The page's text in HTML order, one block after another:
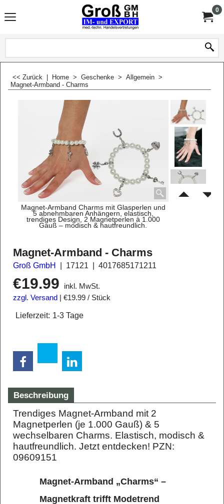
0
<< Zurück Home > Geschenke > Allgemein >
Magnet-Armband - Charms
Magnet-Armband Charms mit Glasperlen und
5 abnehmbaren Anhängern, elastisch,
trendiges Design, 2 Magnetperlen à 1.000
Gauß – modisch & hautfreundlich.
Magnet-Armband - Charms
Groß GmbH 17121 4017685171211
€19.99
inkl. MwSt.
zzgl. Versand
€19.99 / Stück
Lieferzeit: 1-3 Tage
Beschreibung
Trendiges Magnet-Armband mit 2
Magnetperlen (je 1.000 Gauß) & 5
wechselbaren Charms. Elastisch, modisch &
hautfreundlich. Jetzt entdecken! PZN:
09609151
Magnet-Armband „Charms“ –
Magnetkraft trifft Modetrend